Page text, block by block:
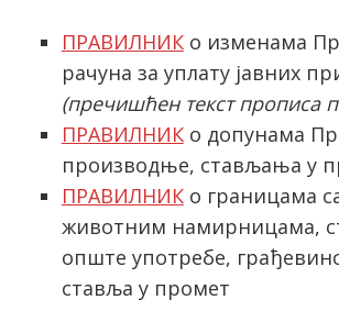
ПРАВИЛНИКо изменама
рачуна за уплату јавних
(пречишћен текст прописа
ПРАВИЛНИКo допунама
производње, стављања у
ПРАВИЛНИКо границама
животним намирницама,
опште употребе,
ставља у промет